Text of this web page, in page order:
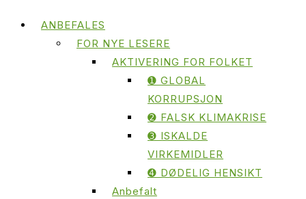
ANBEFALES
FOR NYE LESERE
AKTIVERING FOR FOLKET
➊ GLOBAL
KORRUPSJON
➋ FALSK KLIMAKRISE
➌ ISKALDE
VIRKEMIDLER
➍ DØDELIG HENSIKT
Anbefalt